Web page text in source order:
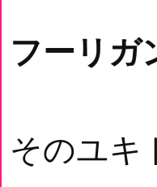
フーリガ
そのユキ